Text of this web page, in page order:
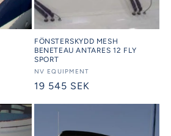
FÖNSTERSKYDD MESH
BENETEAU ANTARES 12 FLY
SPORT
Säljare:
NV EQUIPMENT
Ordinarie
19 545 SEK